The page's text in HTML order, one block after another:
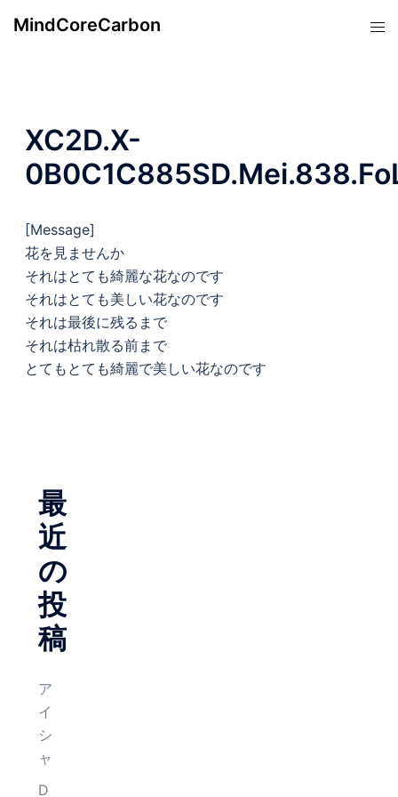
MindCoreCarbon
ト
ー
XC2D.X-
[Message]
花を見ませんか
それはとても綺麗な花なのです
それはとても美しい花なのです
それは最後に残るまで
それは枯れ散る前まで
とてもとても綺麗で美しい花なのです
最
近
の
投
稿
ア
イ
シ
ャ
D